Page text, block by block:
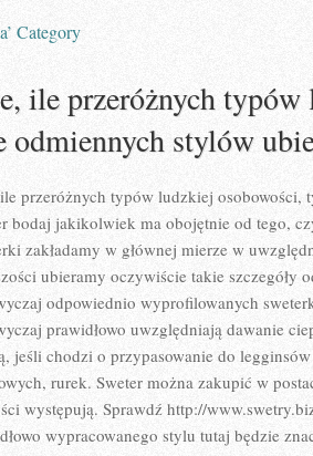
Category
ile przeróżnych
odmiennych stylów
przeróżnych typów ludzkiej osobowości,
bodaj jakikolwiek ma obojętnie od tego,
zakładamy w głównej mierze w
ubieramy oczywiście takie szczegóły
odpowiednio wyprofilowanych
prawidłowo uwzględniają dawanie
jeśli chodzi o przypasowanie do
rurek. Sweter można zakupić w
występują. Sprawdź http://
wypracowanego stylu tutaj będzie